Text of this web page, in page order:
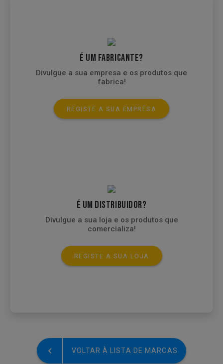
É UM FABRICANTE?
Divulgue a sua empresa e os produtos que
fabrica!
REGISTE A SUA EMPRESA
É UM DISTRIBUIDOR?
Divulgue a sua loja e os produtos que
comercializa!
REGISTE A SUA LOJA
VOLTAR À LISTA DE MARCAS